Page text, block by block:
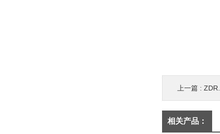
上一篇 :
相关产品：